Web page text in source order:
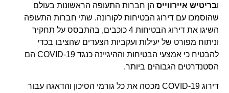
בריטיש איירווייסהן חברות התעופה הראשונות בעולם
שהוסמכו עם דירוג הבטיחות לקורונה. שתי חברות התעופה
השיגו את דירוג הבטיחות 4 כוכבים, בהתבסס על תחקיר
וניתוח מפורט של יעילות ועקביות הצעדים שהציבו בכדי
להבטיח כי אמצעי הבטיחות וההיגיינה כנגד COVID-19 הם
הסטנדרטים הגבוהים ביותר.
דירוג COVID-19 מכסה את כל גורמי הסיכון והדאגה עבור